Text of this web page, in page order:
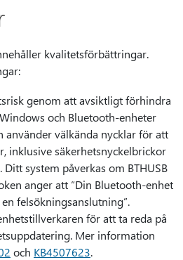
kvalitetsförbättringar.
genom att avsiktligt förhindra
och Bluetooth-enheter
använder välkända nycklar för att
inklusive säkerhetsnyckelbrickor
system påverkas om BTHUSB
anger att “Din Bluetooth-enhet
felsökningsanslutning”.
för att ta reda på
Mer information
och KB4507623.